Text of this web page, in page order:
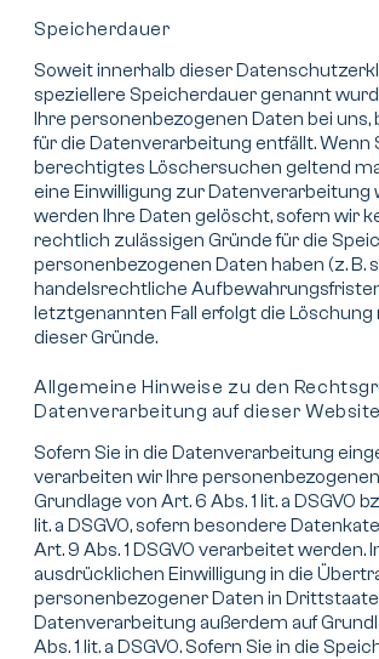
Speicherdauer
Soweit innerhalb dieser
speziellere Speicherdauer genannt
Ihre personenbezogenen Daten bei uns,
für die Datenverarbeitung entfällt. Wenn
berechtigtes Löschersuchen geltend
eine Einwilligung zur Datenverarbeitung
werden Ihre Daten gelöscht, sofern wir
rechtlich zulässigen Gründe für die
personenbezogenen Daten haben (z. B.
handelsrechtliche
letztgenannten Fall erfolgt die Löschung
dieser Gründe.
Allgemeine Hinweise zu den
Datenverarbeitung auf dieser Website
Sofern Sie in die Datenverarbeitung
verarbeiten wir Ihre
Grundlage von Art. 6 Abs. 1 lit. a DSGVO
lit. a DSGVO, sofern besondere
Art. 9 Abs. 1 DSGVO verarbeitet werden.
ausdrücklichen Einwilligung in die
personenbezogener Daten in
Datenverarbeitung außerdem auf
Abs. 1 lit. a DSGVO. Sofern Sie in die